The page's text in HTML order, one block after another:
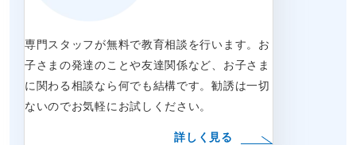
専門スタッフが無料で教育相談を行います。お
子さまの発達のことや友達関係など、お子さま
に関わる相談なら何でも結構です。勧誘は一切
ないのでお気軽にお試しください。
詳しく見る